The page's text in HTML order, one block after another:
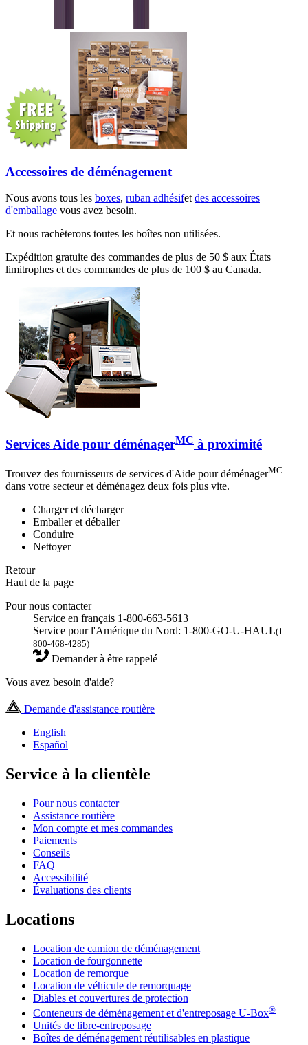
Accessoires de déménagement
Nous avons tous les boxes, ruban adhésifetdes accessoires
d'emballage vous avez besoin.
Et nous rachèterons toutes les boîtes non utilisées.
Expédition gratuite des commandes de plus de 50 $ aux États
limitrophes et des commandes de plus de 100 $ au Canada.
Services Aide pour déménagerMC à proximité
Trouvez des fournisseurs de services d'Aide pour déménagerMC
dans votre secteur et déménagez deux fois plus vite.
Charger et décharger
Emballer et déballer
Conduire
Nettoyer
Retour
Haut de la page
Pour nous contacter
Service en français 1-800-663-5613
Service pour l'Amérique du Nord: 1-800-GO-U-HAUL(1-
800-468-4285)
Demander à être rappelé
Vous avez besoin d'aide?
Demande d'assistance routière
English
Español
Service à la clientèle
Pour nous contacter
Assistance routière
Mon compte et mes commandes
Paiements
Conseils
FAQ
Accessibilité
Évaluations des clients
Locations
Location de camion de déménagement
Location de fourgonnette
Location de remorque
Location de véhicule de remorquage
Diables et couvertures de protection
Conteneurs de déménagement et d'entreposage U-Box®
Unités de libre-entreposage
Boîtes de déménagement réutilisables en plastique